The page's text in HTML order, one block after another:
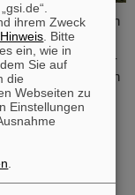
Hessen besuchten
der
den GSI/FAIR-
erhielten
aktuelle
GSI-
informierten sich
FAIR.
ihrem Zweck
. Bitte
ein, wie in
Sie auf
die
Webseiten zu
Einstellungen